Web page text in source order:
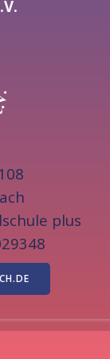
plus